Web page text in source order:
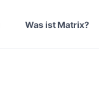
Was ist Matrix?